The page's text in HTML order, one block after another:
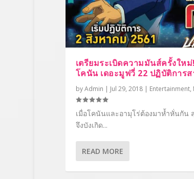
เตรียมระเบิดความมันส์ครั้งให
โคนัน เดอะมูฟวี่ 22 ปฏิบัติการส
byAdmin | Jul 29, 2018| Entertainment,
เมื่อโคนันและอามุโร่ต้องมาห้ำหั่นกัน
จึงบังเกิด...
READ MORE